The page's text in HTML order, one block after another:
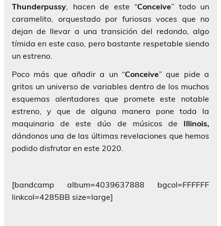
Thunderpussy, hacen de este “Conceive” todo un
caramelito, orquestado por furiosas voces que no
dejan de llevar a una transición del redondo, algo
tímida en este caso, pero bastante respetable siendo
un estreno.
Poco más que añadir a un “Conceive” que pide a
gritos un universo de variables dentro de los muchos
esquemas alentadores que promete este notable
estreno, y que de alguna manera pone toda la
maquinaria de este dúo de músicos de Illinois,
dándonos una de las últimas revelaciones que hemos
podido disfrutar en este 2020.
[bandcamp album=4039637888 bgcol=FFFFFF
linkcol=4285BB size=large]